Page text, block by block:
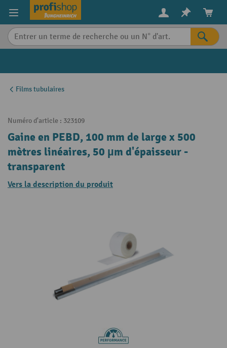
content
Films tubulaires
Numéro d'article : 323109
Gaine en PEBD, 100 mm de large x 500
mètres linéaires, 50 µm d'épaisseur -
transparent
Vers la description du produit